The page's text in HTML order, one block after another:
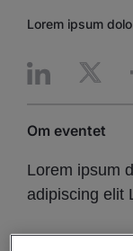
Lorem ipsum
Om eventet
Lorem ipsum
adipiscing elit
När